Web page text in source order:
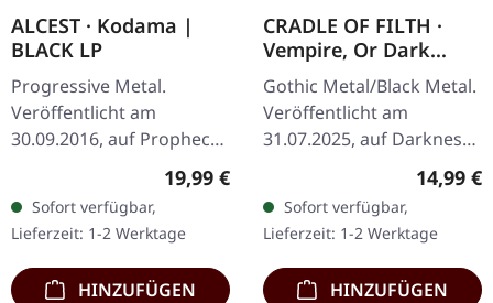
ALCEST · Kodama |
BLACK LP
Progressive Metal.
Veröffentlicht am
30.09.2016, auf Prophecy
Productions. Schwarzes
Vinyl. "Kodama", das
fünfte Album der
Blackgaze-Pioniere Alcest,
…
Regulärer Preis:
19,99 €
Sofort verfügbar,
Lieferzeit: 1-2 Werktage
HINZUFÜGEN
CRADLE OF FILTH ·
Vempire, Or Dark
Faerytales In
Phallustein | BLACK
TAPE
Gothic Metal/Black Metal.
Veröffentlicht am
31.07.2025, auf Darkness
Shall Rise Productions.
Schwarze Kassette, 5-
Panel-Cover, limitiert auf
500…
14,99 €
Sofort verfügbar,
Lieferzeit: 1-2 Werktage
HINZUFÜGEN